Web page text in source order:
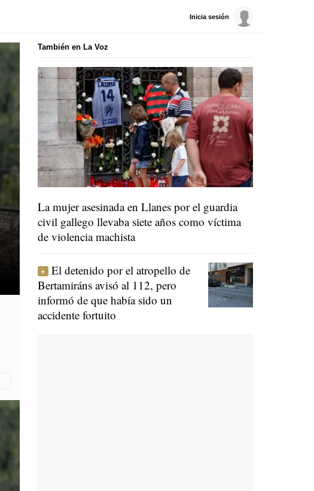
Inicia sesión
También en La Voz
La mujer asesinada en Llanes por el guardia
civil gallego llevaba siete años como víctima
de violencia machista
El detenido por el atropello de
Bertamiráns avisó al 112, pero
informó de que había sido un
accidente fortuito